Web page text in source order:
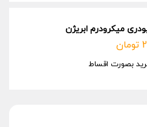
میکرودرم ابریژن
تومان
بصورت اقساط